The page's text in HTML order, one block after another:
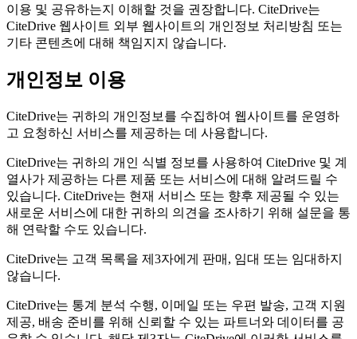
이용 및 공유하는지 이해할 것을 권장합니다. CiteDrive는
CiteDrive 웹사이트 외부 웹사이트의 개인정보 처리방침 또는
기타 콘텐츠에 대해 책임지지 않습니다.
개인정보 이용
CiteDrive는 귀하의 개인정보를 수집하여 웹사이트를 운영하
고 요청하신 서비스를 제공하는 데 사용합니다.
CiteDrive는 귀하의 개인 식별 정보를 사용하여 CiteDrive 및 계
열사가 제공하는 다른 제품 또는 서비스에 대해 알려드릴 수
있습니다. CiteDrive는 현재 서비스 또는 향후 제공될 수 있는
새로운 서비스에 대한 귀하의 의견을 조사하기 위해 설문을 통
해 연락할 수도 있습니다.
CiteDrive는 고객 목록을 제3자에게 판매, 임대 또는 임대하지
않습니다.
CiteDrive는 통계 분석 수행, 이메일 또는 우편 발송, 고객 지원
제공, 배송 준비를 위해 신뢰할 수 있는 파트너와 데이터를 공